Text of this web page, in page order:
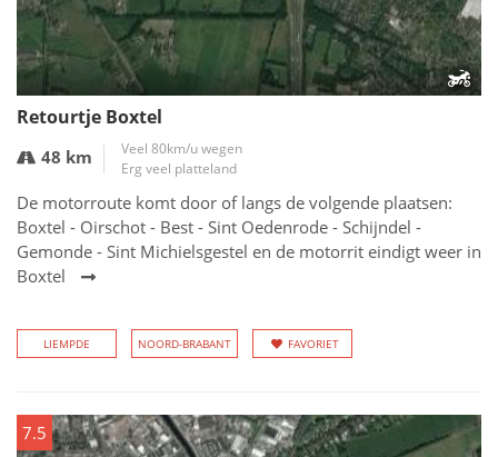
Retourtje Boxtel
48 km
Veel 80km/u wegen
Erg veel platteland
De motorroute komt door of langs de volgende plaatsen:
Boxtel - Oirschot - Best - Sint Oedenrode - Schijndel -
Gemonde - Sint Michielsgestel en de motorrit eindigt weer in
Boxtel
LIEMPDE NOORD-BRABANT FAVORIET
7.5